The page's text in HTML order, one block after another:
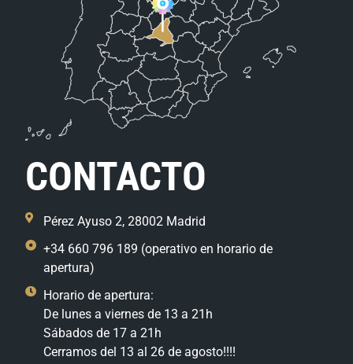
CONTACTO
Pérez Ayuso 2, 28002 Madrid
+34 660 796 189 (operativo en horario de
apertura)
Horario de apertura:
De lunes a viernes de 13 a 21h
Sábados de 17 a 21h
Cerramos del 13 al 26 de agosto!!!!